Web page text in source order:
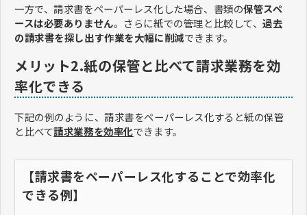
一方で、請求書をペーパーレス化した場合、書類の保管スペ
ースは必要ありません。さらに紙での管理と比較して、過去
の請求書を探し出す作業を大幅に削減できます。
メリット2.紙の保管と比べて請求業務を効
率化できる
下記の例のように、請求書をペーパーレス化すると紙の保管
と比べて請求業務を効率化できます。
【請求書をペーパーレス化することで効率化
できる例】